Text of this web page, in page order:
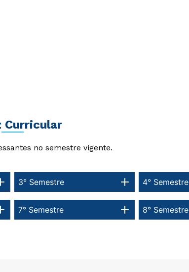
Curricular
no semestre vigente.
8° Semestre
7° Semestre
4° Semestre
3° Semestre